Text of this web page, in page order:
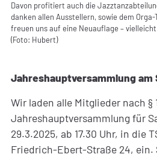
Davon profitiert auch die
danken allen Ausstellern, sowie dem
freuen uns auf eine Neuauflage –
(Foto: Hubert)
Jahreshauptversammlung am
Wir laden alle Mitglieder nach §
Jahreshauptversammlung für
29.3.2025, ab 17.30 Uhr, in die
Friedrich-Ebert-Straße 24,